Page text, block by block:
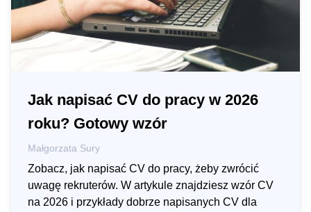
Jak napisać CV do pracy w 2026
roku? Gotowy wzór
Małgorzata Sury
Zobacz, jak napisać CV do pracy, żeby zwrócić
uwagę rekruterów. W artykule znajdziesz wzór CV
na 2026 i przykłady dobrze napisanych CV dla